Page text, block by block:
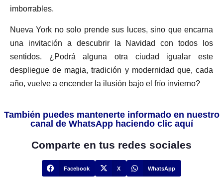
imborrables.
Nueva York no solo prende sus luces, sino que encarna
una invitación a descubrir la Navidad con todos los
sentidos. ¿Podrá alguna otra ciudad igualar este
despliegue de magia, tradición y modernidad que, cada
año, vuelve a encender la ilusión bajo el frío invierno?
También puedes mantenerte informado en nuestro
canal de WhatsApp haciendo clic aquí
Comparte en tus redes sociales
Facebook X WhatsApp